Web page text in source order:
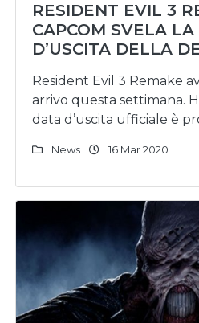
RESIDENT EVIL 3
CAPCOM SVELA
D’USCITA DELLA
Resident Evil 3 Remake
arrivo questa settimana.
data d’uscita ufficiale è
News 16 Mar 2020